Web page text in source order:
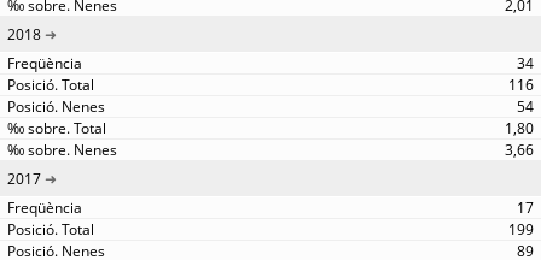
2,01
2018
34
116
54
1,80
3,66
2017
17
199
89